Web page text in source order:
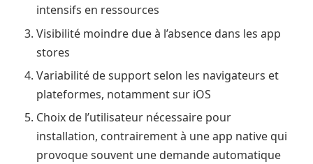
intensifs en ressources
Visibilité moindre due à l’absence dans les app
stores
Variabilité de support selon les navigateurs et
plateformes, notamment sur iOS
Choix de l’utilisateur nécessaire pour
installation, contrairement à une app native qui
provoque souvent une demande automatique